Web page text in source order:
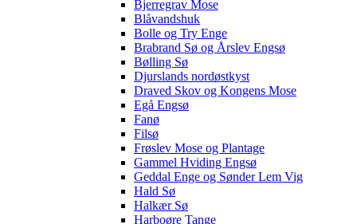
Bjerregrav Mose
Blåvandshuk
Bolle og Try Enge
Brabrand Sø og Årslev Engsø
Bølling Sø
Djurslands nordøstkyst
Draved Skov og Kongens Mose
Egå Engsø
Fanø
Filsø
Frøslev Mose og Plantage
Gammel Hviding Engsø
Geddal Enge og Sønder Lem Vig
Hald Sø
Halkær Sø
Harboøre Tange